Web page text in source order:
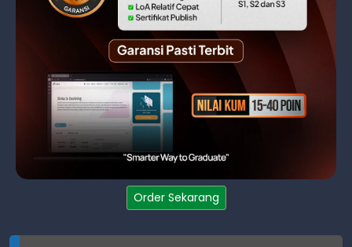
Order Sekarang